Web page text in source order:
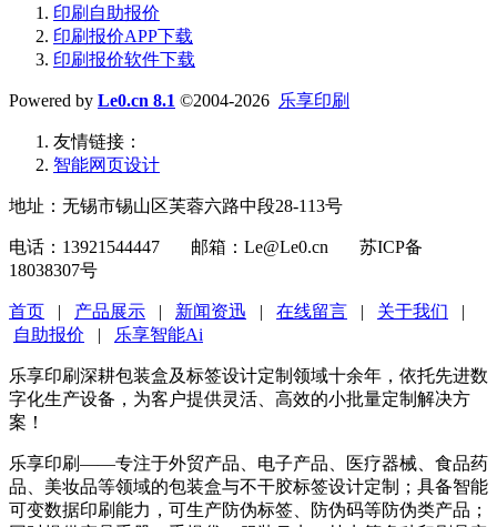
印刷自助报价
印刷报价APP下载
印刷报价软件下载
Powered by Le0.cn 8.1 ©2004-2026 乐享印刷
友情链接：
智能网页设计
地址：无锡市锡山区芙蓉六路中段28-113号
电话：13921544447 邮箱：Le@Le0.cn 苏ICP备
18038307号
首页 | 产品展示 | 新闻资迅 | 在线留言 | 关于我们 |
自助报价 | 乐享智能Ai
乐享印刷深耕包装盒及标签设计定制领域十余年，依托先进数
字化生产设备，为客户提供灵活、高效的小批量定制解决方
案！
乐享印刷——专注于外贸产品、电子产品、医疗器械、食品药
品、美妆品等领域的包装盒与不干胶标签设计定制；具备智能
可变数据印刷能力，可生产防伪标签、防伪码等防伪类产品；